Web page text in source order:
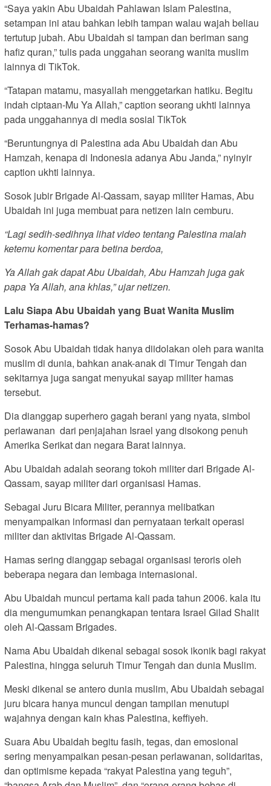
“Saya yakin Abu Ubaidah Pahlawan Islam Palestina,
setampan ini atau bahkan lebih tampan walau wajah beliau
tertutup jubah. Abu Ubaidah si tampan dan beriman sang
hafiz quran,” tulis pada unggahan seorang wanita muslim
lainnya di TikTok.
“Tatapan matamu, masyallah menggetarkan hatiku. Begitu
indah ciptaan-Mu Ya Allah,” caption seorang ukhti lainnya
pada unggahannya di media sosial TikTok
“Beruntungnya di Palestina ada Abu Ubaidah dan Abu
Hamzah, kenapa di Indonesia adanya Abu Janda,” nyinyir
caption ukhti lainnya.
Sosok jubir Brigade Al-Qassam, sayap militer Hamas, Abu
Ubaidah ini juga membuat para netizen lain cemburu.
“Lagi sedih-sedihnya lihat video tentang Palestina malah
ketemu komentar para betina berdoa,
Ya Allah gak dapat Abu Ubaidah, Abu Hamzah juga gak
papa Ya Allah, ana khlas,” ujar netizen.
Lalu Siapa Abu Ubaidah yang Buat Wanita Muslim
Terhamas-hamas?
Sosok Abu Ubaidah tidak hanya diidolakan oleh para wanita
muslim di dunia, bahkan anak-anak di Timur Tengah dan
sekitarnya juga sangat menyukai sayap militer hamas
tersebut.
Dia dianggap superhero gagah berani yang nyata, simbol
perlawanan dari penjajahan Israel yang disokong penuh
Amerika Serikat dan negara Barat lainnya.
Abu Ubaidah adalah seorang tokoh militer dari Brigade Al-
Qassam, sayap militer dari organisasi Hamas.
Sebagai Juru Bicara Militer, perannya melibatkan
menyampaikan informasi dan pernyataan terkait operasi
militer dan aktivitas Brigade Al-Qassam.
Hamas sering dianggap sebagai organisasi teroris oleh
beberapa negara dan lembaga internasional.
Abu Ubaidah muncul pertama kali pada tahun 2006. kala itu
dia mengumumkan penangkapan tentara Israel Gilad Shalit
oleh Al-Qassam Brigades.
Nama Abu Ubaidah dikenal sebagai sosok ikonik bagi rakyat
Palestina, hingga seluruh Timur Tengah dan dunia Muslim.
Meski dikenal se antero dunia muslim, Abu Ubaidah sebagai
juru bicara hanya muncul dengan tampilan menutupi
wajahnya dengan kain khas Palestina, keffiyeh.
Suara Abu Ubaidah begitu fasih, tegas, dan emosional
sering menyampaikan pesan-pesan perlawanan, solidaritas,
dan optimisme kepada “rakyat Palestina yang teguh”,